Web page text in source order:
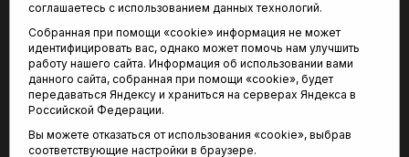
Отдел продаж:
(3452) 68-89-78
kotovaev@sibinformburo.ru
соглашаетесь с использованием данных технологий.
Собранная при помощи «cookie» информация не может
идентифицировать вас, однако может помочь нам улучшить
работу нашего сайта. Информация об использовании вами
данного сайта, собранная при помощи «cookie», будет
передаваться Яндексу и храниться на серверах Яндекса в
Российской Федерации.
Вы можете отказаться от использования «cookie», выбрав
соответствующие настройки в браузере.